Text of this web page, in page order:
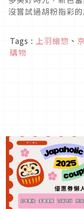
沒嘗試過胡粉指彩的
Tags : 上羽繪惣 、
購物